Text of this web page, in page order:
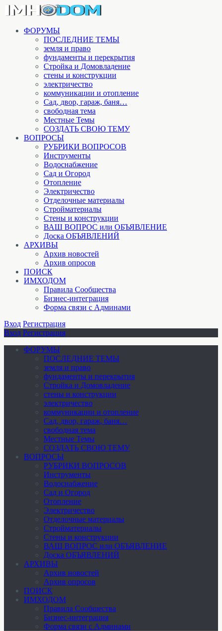
ФОРУМЫ
ПОСЛЕДНИЕ ТЕМЫ
земля и право
фундаменты и перекрытия
Стройка и Домовладение
стены и конструкции
электричество
коммуникации и отопление
Cад, двор, гараж, баня…
свободная тема
Местные Темы
СОЗДАТЬ СВОЮ ТЕМУ
ВОПРОСЫ
РУБРИКИ ВОПРОСОВ
Инструменты
Водоснабжение
Сад и Огород
Отопление
Электричество
Отделочные материалы
Стройматериалы
Стены и конструкции
ВАШ ВОПРОС или ОБЪЯВЛЕНИЕ
Доска ОБЪЯВЛЕНИЙ
АРХИВЫ
Архив новостей
Архив опросов
ПОИСК
ИМХОДОМ
Правила Сообщества
Бизнес-интеграция
Форма связи с Админами
Вход Регистрация
Вход Регистрация
ФОРУМЫ
ПОСЛЕДНИЕ ТЕМЫ
земля и право
фундаменты и перекрытия
Стройка и Домовладение
стены и конструкции
электричество
коммуникации и отопление
Cад, двор, гараж, баня…
свободная тема
Местные Темы
СОЗДАТЬ СВОЮ ТЕМУ
ВОПРОСЫ
РУБРИКИ ВОПРОСОВ
Инструменты
Водоснабжение
Сад и Огород
Отопление
Электричество
Отделочные материалы
Стройматериалы
Стены и конструкции
ВАШ ВОПРОС или ОБЪЯВЛЕНИЕ
Доска ОБЪЯВЛЕНИЙ
АРХИВЫ
Архив новостей
Архив опросов
ПОИСК
ИМХОДОМ
Правила Сообщества
Бизнес-интеграция
Форма связи с Админами